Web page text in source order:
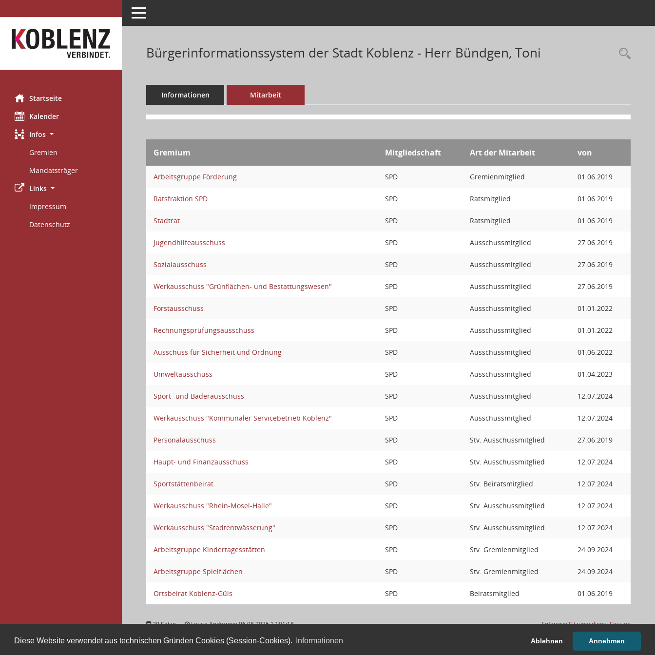
Diese Website verwendet aus technischen Gründen Cookies (Session-Cookies). Informationen Ablehnen Annehmen
Startseite
Kalender
Infos
Gremien
Mandatsträger
Links
Impressum
Datenschutz
Toggle navigation
Bürgerinformationssystem der Stadt Koblenz - Herr Bündgen, Toni
Informationen Mitarbeit
Gremium Mitgliedschaft Art der Mitarbeit von
Arbeitsgruppe Förderung SPD Gremienmitglied 01.06.2019
Ratsfraktion SPD SPD Ratsmitglied 01.06.2019
Stadtrat SPD Ratsmitglied 01.06.2019
Jugendhilfeausschuss SPD Ausschussmitglied 27.06.2019
Sozialausschuss SPD Ausschussmitglied 27.06.2019
Werkausschuss "Grünflächen- und Bestattungswesen" SPD Ausschussmitglied 27.06.2019
Forstausschuss SPD Ausschussmitglied 01.01.2022
Rechnungsprüfungsausschuss SPD Ausschussmitglied 01.01.2022
Ausschuss für Sicherheit und Ordnung SPD Ausschussmitglied 01.06.2022
Umweltausschuss SPD Ausschussmitglied 01.04.2023
Sport- und Bäderausschuss SPD Ausschussmitglied 12.07.2024
Werkausschuss "Kommunaler Servicebetrieb Koblenz" SPD Ausschussmitglied 12.07.2024
Personalausschuss SPD Stv. Ausschussmitglied 27.06.2019
Haupt- und Finanzausschuss SPD Stv. Ausschussmitglied 12.07.2024
Sportstättenbeirat SPD Stv. Beiratsmitglied 12.07.2024
Werkausschuss "Rhein-Mosel-Halle" SPD Stv. Ausschussmitglied 12.07.2024
Werkausschuss "Stadtentwässerung" SPD Stv. Ausschussmitglied 12.07.2024
Arbeitsgruppe Kindertagesstätten SPD Stv. Gremienmitglied 24.09.2024
Arbeitsgruppe Spielflächen SPD Stv. Gremienmitglied 24.09.2024
Ortsbeirat Koblenz-Güls SPD Beiratsmitglied 01.06.2019
20 Sätze Letzte Änderung: 06.08.2026 17:01:18 Software:SitzungsdienstSession(Wird in